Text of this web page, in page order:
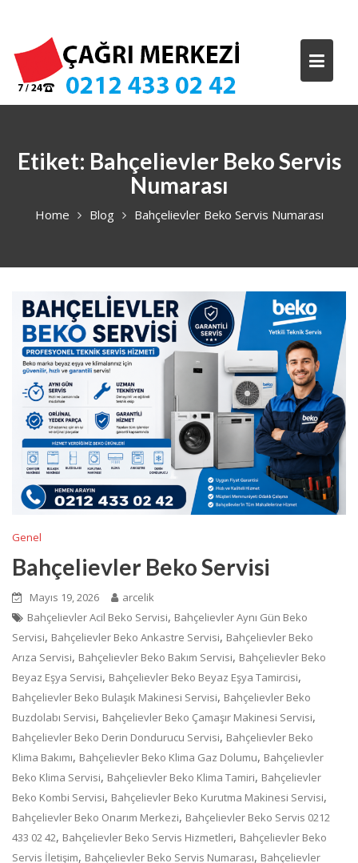
content
Etiket: Bahçelievler Beko Servis
Numarası
Home Blog Bahçelievler Beko Servis Numarası
Genel
Bahçelievler Beko Servisi
Mayıs 19, 2026
arcelik
Bahçelievler Acil Beko Servisi, Bahçelievler Aynı Gün Beko
Servisi, Bahçelievler Beko Ankastre Servisi, Bahçelievler Beko
Arıza Servisi, Bahçelievler Beko Bakım Servisi, Bahçelievler Beko
Beyaz Eşya Servisi, Bahçelievler Beko Beyaz Eşya Tamircisi,
Bahçelievler Beko Bulaşık Makinesi Servisi, Bahçelievler Beko
Buzdolabı Servisi, Bahçelievler Beko Çamaşır Makinesi Servisi,
Bahçelievler Beko Derin Dondurucu Servisi, Bahçelievler Beko
Klima Bakımı, Bahçelievler Beko Klima Gaz Dolumu, Bahçelievler
Beko Klima Servisi, Bahçelievler Beko Klima Tamiri, Bahçelievler
Beko Kombi Servisi, Bahçelievler Beko Kurutma Makinesi Servisi,
Bahçelievler Beko Onarım Merkezi, Bahçelievler Beko Servis 0212
433 02 42, Bahçelievler Beko Servis Hizmetleri, Bahçelievler Beko
Servis İletişim, Bahçelievler Beko Servis Numarası, Bahçelievler